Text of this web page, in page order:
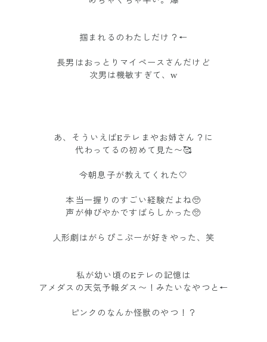
掴まれるのわたしだけ？←
長男はおっとりマイペースさんだけど
次男は機敏すぎて、w
あ、そういえばEテレまやお姉さん？に
代わってるの初めて見た〜🥰
今朝息子が教えてくれた🤍
本当一握りのすごい経験だよね🥺
声が伸びやかですばらしかった🥺
人形劇はがらぴこぷーが好きやった、笑
私が幼い頃のEテレの記憶は
アメダスの天気予報ダス〜！みたいなやつと←
ピンクのなんか怪獣のやつ！？